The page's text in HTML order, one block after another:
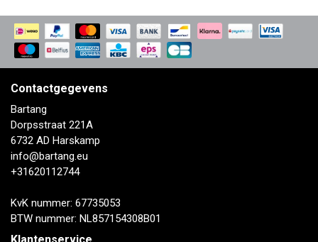
Contactgegevens
Bartang
Dorpsstraat 221A
6732 AD Harskamp
info@bartang.eu
+31620112744
KvK nummer: 67735053
BTW nummer: NL857154308B01